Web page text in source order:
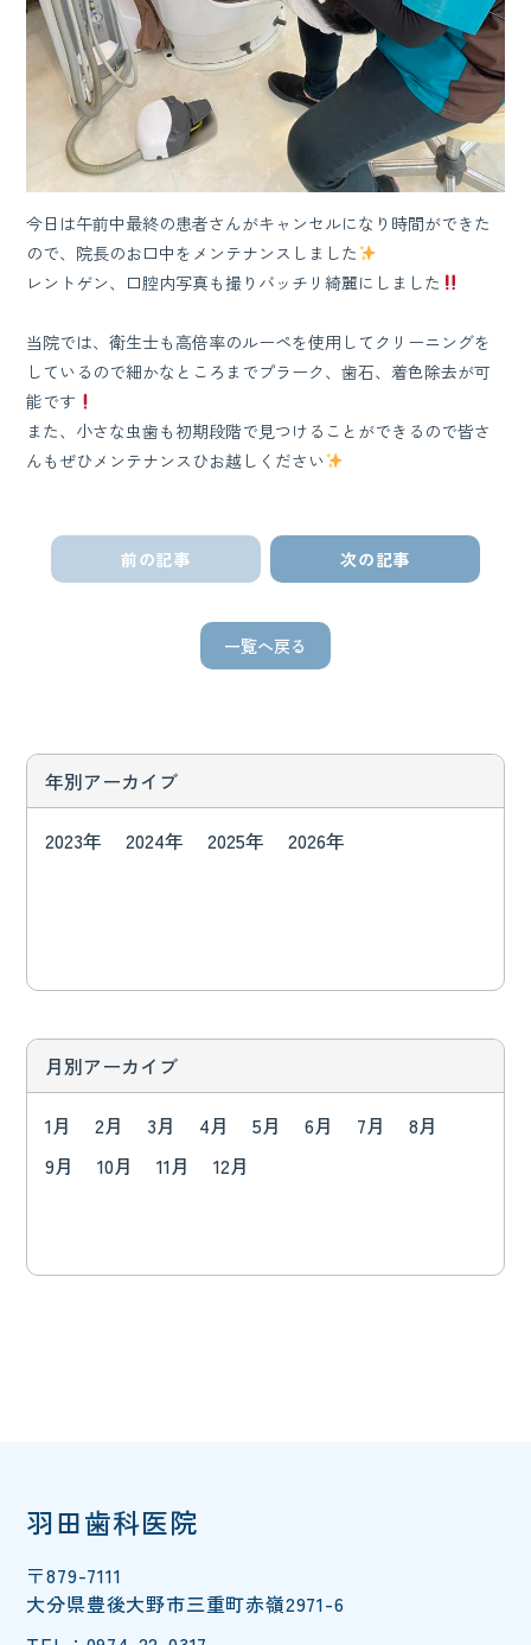
今日は午前中最終の患者さんがキャンセルになり時間ができた
ので、院長のお口中をメンテナンスしました
レントゲン、口腔内写真も撮りバッチリ綺麗にしました
当院では、衛生士も高倍率のルーペを使用してクリーニングを
しているので細かなところまでプラーク、歯石、着色除去が可
能です
また、小さな虫歯も初期段階で見つけることができるので皆さ
んもぜひメンテナンスひお越しください
前の記事 次の記事
一覧へ戻る
年別アーカイブ
2023年 2024年 2025年 2026年
月別アーカイブ
1月 2月 3月 4月 5月 6月 7月
8月
9月
10月 11月 12月
羽田歯科医院
〒879-7111
大分県豊後大野市三重町赤嶺2971-6